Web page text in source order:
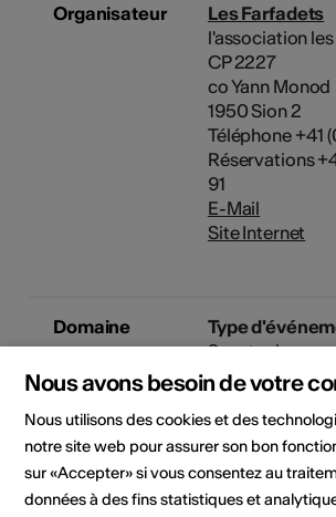
Organisateur
Les Farfadets
l'association
CP 2227
co Yann Monod
1950 Sion 2
Téléphone +41
Réservations
91
E-Mail
Site Internet
Domaine
Type
Spectacle
Classe d'âge
Tout public
Enfant
Nous avons besoin de votre
Nous utilisons des cookies et des
notre site web pour assurer son bon
sur «Accepter» si vous consentez au
données à des fins statistiques et